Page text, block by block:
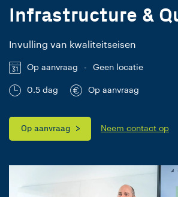
Infrastructure &
Invulling van kwaliteitseisen
Op aanvraag - Geen locatie
0.5 dag Op aanvraag
Op aanvraag Neem contact op